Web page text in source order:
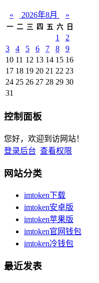
« 2026年8月 »
一 二 三 四 五 六 日
1
2
3
4 5 6 7 8
9
10 11 12 13 14 15 16
17 18 19 20 21 22 23
24 25 26 27 28 29 30
31
控制面板
您好，欢迎到访网站！
登录后台 查看权限
网站分类
imtoken下载
imtoken安卓版
imtoken苹果版
imtoken官网钱包
imtoken冷钱包
最近发表